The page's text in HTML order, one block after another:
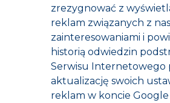
zrezygnować z
reklam związanych z
zainteresowaniami i
historią odwiedzin
Serwisu Internetowego
aktualizację swoich
reklam w koncie Google